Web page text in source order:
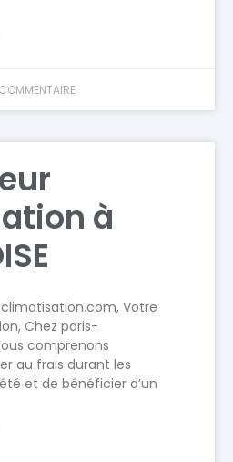
à
Votre
Chez paris-
comprenons
au frais durant les
et de bénéficier d’un